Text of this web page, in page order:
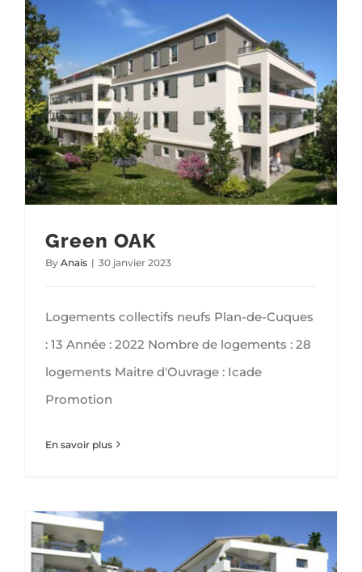
Green OAK
By Anais | 30 janvier 2023
Logements collectifs neufs Plan-de-Cuques
: 13 Année : 2022 Nombre de logements : 28
logements Maitre d'Ouvrage : Icade
Promotion
En savoir plus